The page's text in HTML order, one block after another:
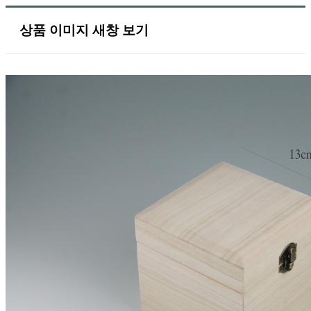
상품 이미지 새창 보기